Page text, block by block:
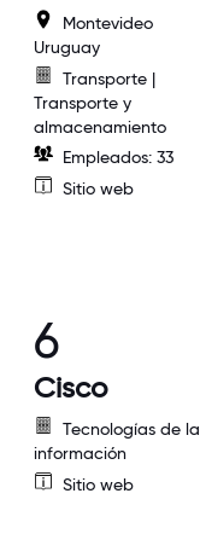
Montevideo
Uruguay
Transporte |
Transporte y
almacenamiento
Empleados: 33
Sitio web
6
Cisco
Tecnologías de la
información
Sitio web